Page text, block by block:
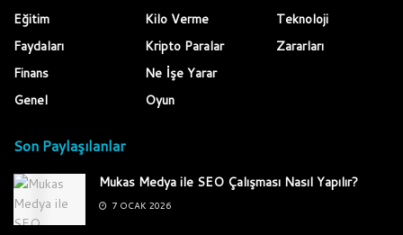
Eğitim
Faydaları
Finans
Genel
Kilo Verme
Kripto Paralar
Ne İşe Yarar
Oyun
Teknoloji
Zararları
Son Paylaşılanlar
Mukas Medya ile SEO Çalışması Nasıl Yapılır?
7 OCAK 2026